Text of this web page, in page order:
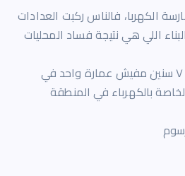
الكهربا، فالناس ركبت العدادات
اللي هي نتيجة فساد المحليات
قانون التصالح صادر من ٢٠١٩ في عهد حكومة مدبولي واتعدل والنهارده بعد ٧ سنين مفيش عمارة واحد في
بالكهرباء في المنطقة